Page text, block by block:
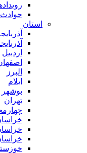
حوادث
استان
اردبیل
البرز
ایلام
بوشهر
تهران